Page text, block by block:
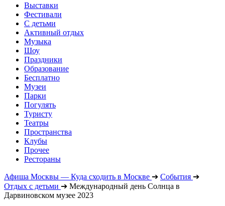
Выставки
Фестивали
С детьми
Активный отдых
Музыка
Шоу
Праздники
Образование
Бесплатно
Музеи
Парки
Погулять
Туристу
Театры
Пространства
Клубы
Прочее
Рестораны
Афиша Москвы — Куда сходить в Москве ➔ События ➔
Отдых с детьми ➔ Международный день Солнца в
Дарвиновском музее 2023